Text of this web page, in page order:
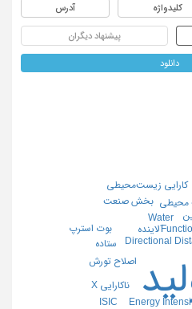
کلیدواژه آدرس
پیشنهاد دیگران
دانلود
Directional
Energy
Water
اصلاح تورش
ناکارایی X
محیطی
ISIC
آلاینده
بخش صنعت
بوت استرپ
ستاده
کارایی زیست‌محیطی